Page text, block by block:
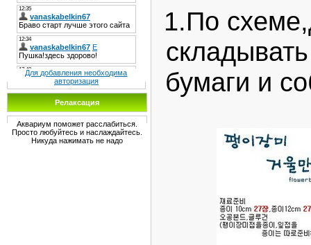
Для добавления необходима
авторизация
Релаксация
Аквариум поможет расслабиться.
Просто любуйтесь и наслаждайтесь.
Никуда нажимать не надо
1.По
бумаги и